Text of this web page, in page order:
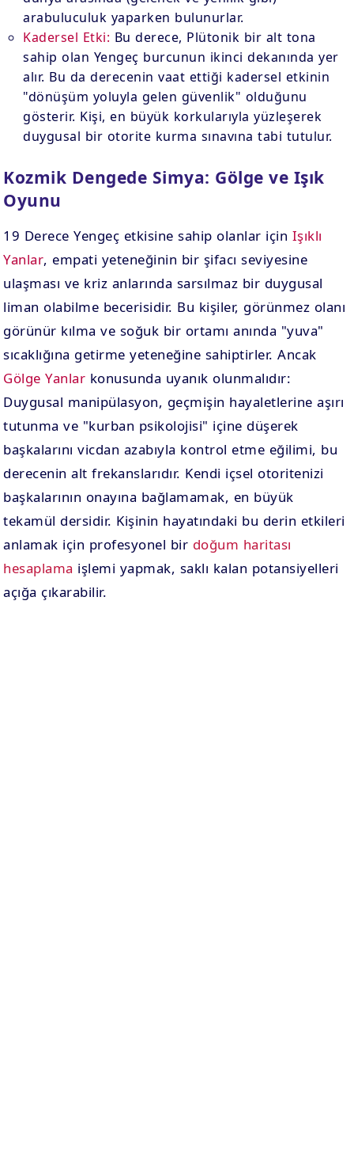
arabuluculuk yaparken bulunurlar.
Kadersel Etki: Bu derece, Plütonik bir alt tona
sahip olan Yengeç burcunun ikinci dekanında yer
alır. Bu da derecenin vaat ettiği kadersel etkinin
"dönüşüm yoluyla gelen güvenlik" olduğunu
gösterir. Kişi, en büyük korkularıyla yüzleşerek
duygusal bir otorite kurma sınavına tabi tutulur.
Kozmik Dengede Simya: Gölge ve Işık
Oyunu
19 Derece Yengeç etkisine sahip olanlar için Işıklı
Yanlar, empati yeteneğinin bir şifacı seviyesine
ulaşması ve kriz anlarında sarsılmaz bir duygusal
liman olabilme becerisidir. Bu kişiler, görünmez olanı
görünür kılma ve soğuk bir ortamı anında "yuva"
sıcaklığına getirme yeteneğine sahiptirler. Ancak
Gölge Yanlar konusunda uyanık olunmalıdır:
Duygusal manipülasyon, geçmişin hayaletlerine aşırı
tutunma ve "kurban psikolojisi" içine düşerek
başkalarını vicdan azabıyla kontrol etme eğilimi, bu
derecenin alt frekanslarıdır. Kendi içsel otoritenizi
başkalarının onayına bağlamamak, en büyük
tekamül dersidir. Kişinin hayatındaki bu derin etkileri
anlamak için profesyonel bir doğum haritası
hesaplama işlemi yapmak, saklı kalan potansiyelleri
açığa çıkarabilir.